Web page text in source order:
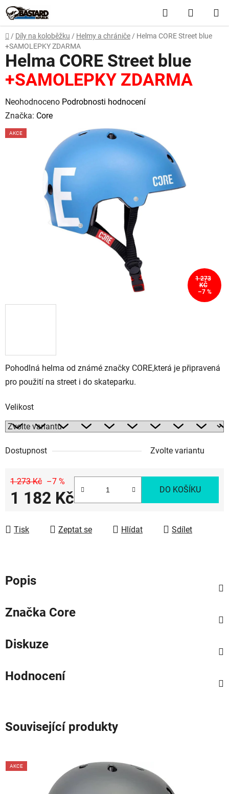
Přejít
na
obsah
Hledat
KOŠÍK
Domů
/ Díly na koloběžku / Helmy a chrániče / Helma CORE Street blue
+SAMOLEPKY ZDARMA
Pohodlná helma od známé značky CORE,která je připravená
pro použití na street i do skateparku.
Velikost
Dostupnost Zvolte variantu
1 273 Kč –7 %
1 182 Kč DO KOŠÍKU
Tisk Zeptat se Hlídat Sdílet
Helma CORE Street blue
+SAMOLEPKY ZDARMA
Průměrné
hodnocení
produktu
Neohodnoceno Podrobnosti hodnocení
Značka: Core
AKCE
1 273
KČ
–7 %
Popis
Značka Core
Diskuze
Hodnocení
Související produkty
AKCE